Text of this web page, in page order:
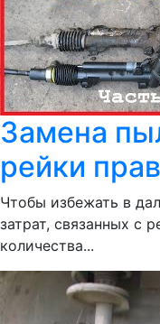
Замена
рейки
Чтобы избежать в
затрат, связанных с
количества...